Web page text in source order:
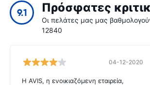
9.1 Πρόσφατες
Οι πελάτες μας μας
12840
04-12-2020
Η AVIS, η ενοικιαζόμενη εταιρεία,